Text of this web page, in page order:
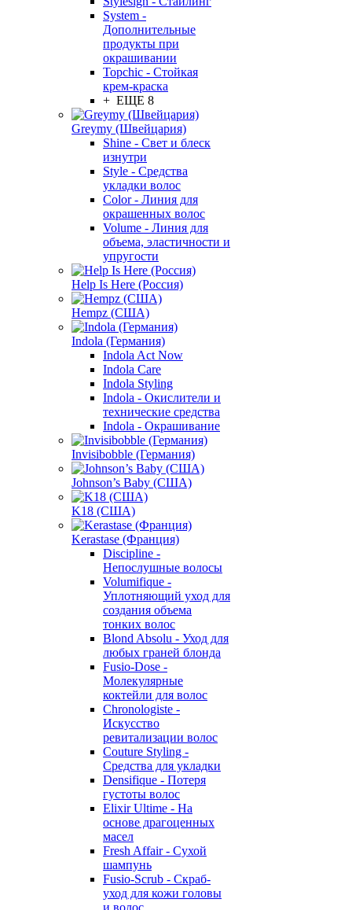
System -
Дополнительные
продукты при
окрашивании
Topchic - Стойкая
крем-краска
+ ЕЩЕ 8
Greymy (Швейцария)
Shine - Свет и блеск
изнутри
Style - Средства
укладки волос
Color - Линия для
окрашенных волос
Volume - Линия для
объема, эластичности и
упругости
Help Is Here (Россия)
Hempz (США)
Indola (Германия)
Indola Act Now
Indola Care
Indola Styling
Indola - Окислители и
технические средства
Indola - Окрашивание
Invisibobble (Германия)
Johnson’s Baby (США)
K18 (США)
Kerastase (Франция)
Discipline -
Непослушные волосы
Volumifique -
Уплотняющий уход для
создания объема
тонких волос
Blond Absolu - Уход для
любых граней блонда
Fusio-Dose -
Молекулярные
коктейли для волос
Chronologiste -
Искусство
ревитализации волос
Couture Styling -
Средства для укладки
Densifique - Потеря
густоты волос
Elixir Ultime - На
основе драгоценных
масел
Fresh Affair - Сухой
шампунь
Fusio-Scrub - Скраб-
уход для кожи головы
и волос